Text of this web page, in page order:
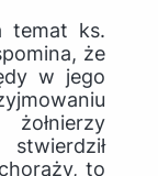
temat ks.
że
w jego
to